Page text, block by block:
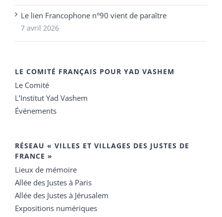
Le lien Francophone n°90 vient de paraître
7 avril 2026
LE COMITÉ FRANÇAIS POUR YAD VASHEM
Le Comité
L’Institut Yad Vashem
Événements
RÉSEAU « VILLES ET VILLAGES DES JUSTES DE
FRANCE »
Lieux de mémoire
Allée des Justes à Paris
Allée des Justes à Jérusalem
Expositions numériques